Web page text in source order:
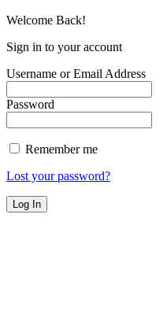
Welcome Back!
Sign in to your account
Username or Email Address
Password
Remember me
Lost your password?